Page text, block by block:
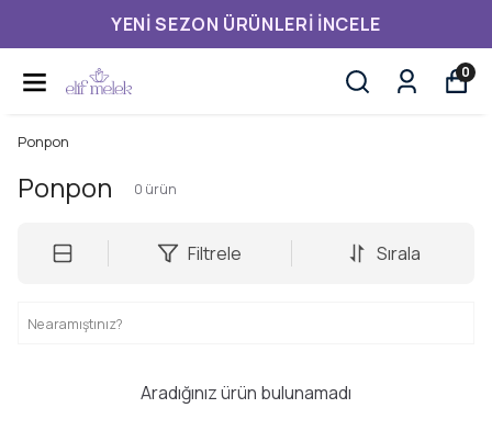
YENI SEZON ÜRÜNLERI İNCELE
0
Ponpon
Ponpon 0 ürün
Filtrele Sırala
Aradığınız ürün bulunamadı